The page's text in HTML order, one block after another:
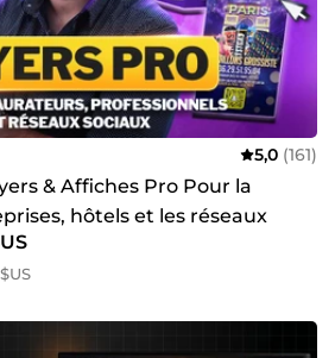
5,0 (161)
& Affiches Pro Pour la
hôtels et les réseaux